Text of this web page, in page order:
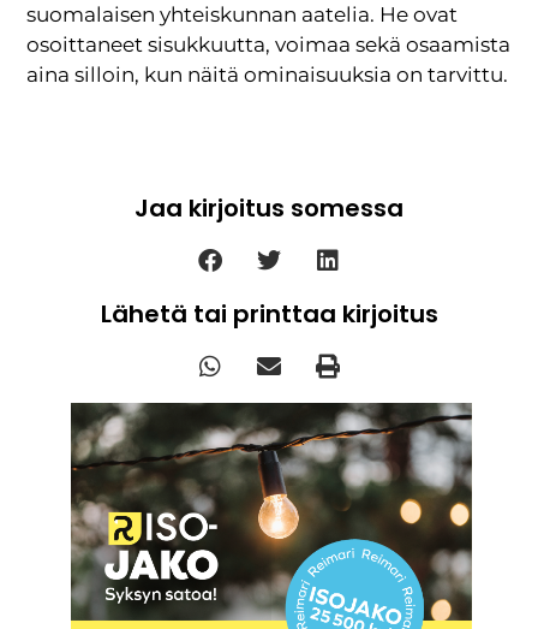
suomalaisen yhteiskunnan aatelia. He ovat
osoittaneet sisukkuutta, voimaa sekä osaamista
aina silloin, kun näitä ominaisuuksia on tarvittu.
Jaa kirjoitus somessa
Lähetä tai printtaa kirjoitus